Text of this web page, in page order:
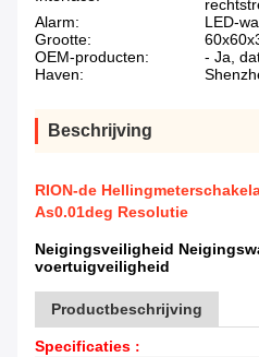
Alarm:
LED-
Grootte:
OEM-producten:
- Ja,
Haven:
Beschrijving
RION-de
As0.01deg Resolutie
Neigingsveiligheid
voertuigveiligheid
Productbeschrijving
Specificaties :